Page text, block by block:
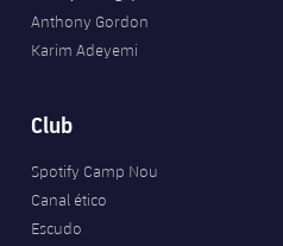
Anthony Gordon
Karim Adeyemi
Club
Spotify Camp Nou
Canal ético
Escudo